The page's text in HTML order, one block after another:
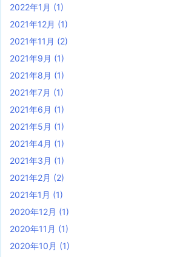
2022年1月 (1)
2021年12月 (1)
2021年11月 (2)
2021年9月 (1)
2021年8月 (1)
2021年7月 (1)
2021年6月 (1)
2021年5月 (1)
2021年4月 (1)
2021年3月 (1)
2021年2月 (2)
2021年1月 (1)
2020年12月 (1)
2020年11月 (1)
2020年10月 (1)